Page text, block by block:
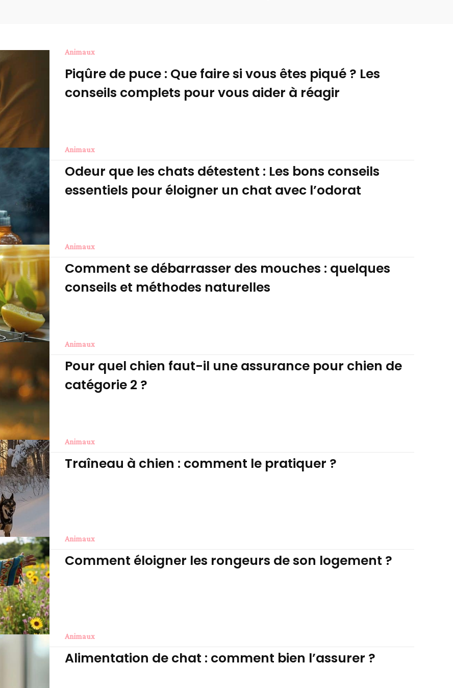
Animaux
Piqûre de puce : Que faire si vous êtes piqué ? Les
conseils complets pour vous aider à réagir
Animaux
Odeur que les chats détestent : Les bons conseils
essentiels pour éloigner un chat avec l’odorat
Animaux
Comment se débarrasser des mouches : quelques
conseils et méthodes naturelles
Animaux
Pour quel chien faut-il une assurance pour chien de
catégorie 2 ?
Animaux
Traîneau à chien : comment le pratiquer ?
Animaux
Comment éloigner les rongeurs de son logement ?
Animaux
Alimentation de chat : comment bien l’assurer ?